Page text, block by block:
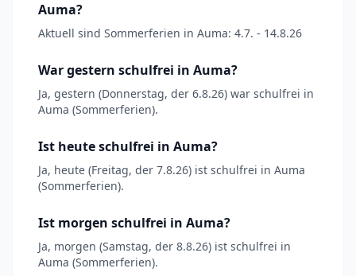
Auma?
Aktuell sind Sommerferien in Auma: 4.7. - 14.8.26
War gestern schulfrei in Auma?
Ja, gestern (Donnerstag, der 6.8.26) war schulfrei in
Auma (Sommerferien).
Ist heute schulfrei in Auma?
Ja, heute (Freitag, der 7.8.26) ist schulfrei in Auma
(Sommerferien).
Ist morgen schulfrei in Auma?
Ja, morgen (Samstag, der 8.8.26) ist schulfrei in
Auma (Sommerferien).